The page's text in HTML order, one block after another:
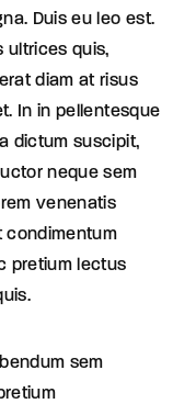
Duis eu leo est.
ultrices quis,
diam at risus
In in pellentesque
dictum suscipit,
neque sem
venenatis
condimentum
pretium lectus
sem